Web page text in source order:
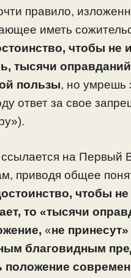
правило,
иметь
чтобы не
тысячи оправданий
пользы, но умрешь
ответ за свое
на Первый
приводя общее
чтобы
то «тысячи
«не
благовидным